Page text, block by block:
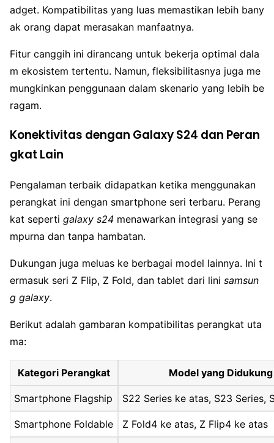
adget. Kompatibilitas yang luas memastikan lebih bany
ak orang dapat merasakan manfaatnya.
Fitur canggih ini dirancang untuk bekerja optimal dala
m ekosistem tertentu. Namun, fleksibilitasnya juga me
mungkinkan penggunaan dalam skenario yang lebih be
ragam.
Konektivitas dengan Galaxy S24 dan Peran
gkat Lain
Pengalaman terbaik didapatkan ketika menggunakan
perangkat ini dengan smartphone seri terbaru. Perang
kat seperti galaxy s24 menawarkan integrasi yang se
mpurna dan tanpa hambatan.
Dukungan juga meluas ke berbagai model lainnya. Ini t
ermasuk seri Z Flip, Z Fold, dan tablet dari lini samsun
g galaxy.
Berikut adalah gambaran kompatibilitas perangkat uta
ma:
Kategori Perangkat Model yang Didukung
Smartphone Flagship S22 Series ke atas, S23 Series,
Smartphone Foldable Z Fold4 ke atas, Z Flip4 ke atas